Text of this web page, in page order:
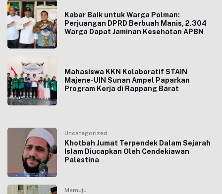
Kabar Baik untuk Warga Polman:
Perjuangan DPRD Berbuah Manis, 2.304
Warga Dapat Jaminan Kesehatan APBN
Mahasiswa KKN Kolaboratif STAIN
Majene-UIN Sunan Ampel Paparkan
Program Kerja di Rappang Barat
Uncategorized
Khotbah Jumat Terpendek Dalam Sejarah
Islam Diucapkan Oleh Cendekiawan
Palestina
Mamuju